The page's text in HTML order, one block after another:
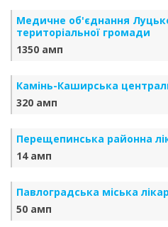
Медичне об'єднання
територіальної громади
1350 амп
Камінь-Каширська
320 амп
Перещепинська районна
14 амп
Павлоградська міська
50 амп